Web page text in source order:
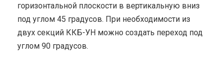
горизонтальной плоскости в вертикальную вниз
под углом 45 градусов. При необходимости из
двух секций ККБ-УН можно создать переход под
углом 90 градусов.